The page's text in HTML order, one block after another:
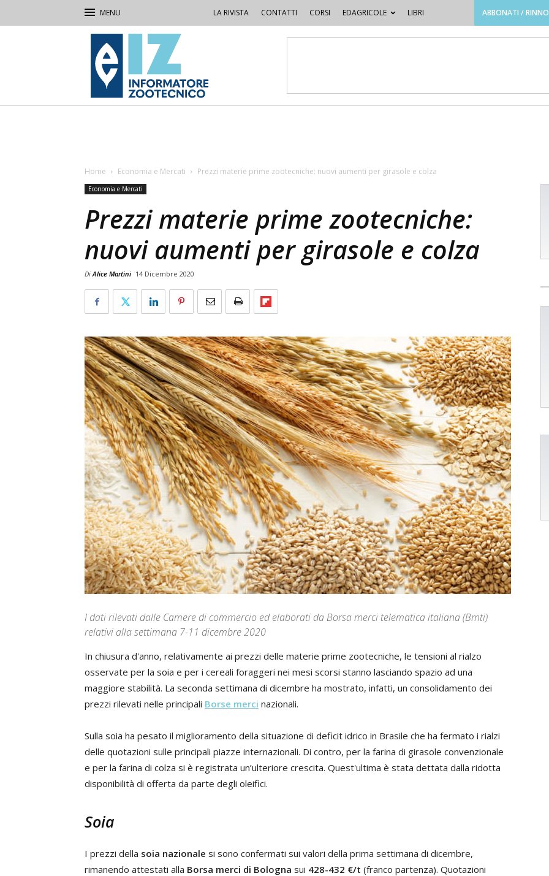
LA RIVISTA CONTATTI CORSI EDAGRICOLE LIBRI ABBONATI /
IZ
Informatore
Zootecnico
Home Economia e Mercati Prezzi materie prime zootecniche: nuovi aumenti per girasole e colza
Economia e Mercati
Prezzi materie prime zootecniche:
nuovi aumenti per girasole e colza
DiAlice Martini 14 Dicembre 2020
I dati rilevati dalle Camere di commercio ed elaborati da Borsa merci telematica italiana (Bmti)
relativi alla settimana 7-11 dicembre 2020
In chiusura d'anno, relativamente ai prezzi delle materie prime zootecniche, le tensioni al rialzo
osservate per la soia e per i cereali foraggeri nei mesi scorsi stanno lasciando spazio ad una
maggiore stabilità. La seconda settimana di dicembre ha mostrato, infatti, un consolidamento dei
prezzi rilevati nelle principali Borse merci nazionali.
Sulla soia ha pesato il miglioramento della situazione di deficit idrico in Brasile che ha fermato i rialzi
delle quotazioni sulle principali piazze internazionali. Di contro, per la farina di girasole convenzionale
e per la farina di colza si è registrata un’ulteriore crescita. Quest'ultima è stata dettata dalla ridotta
disponibilità di offerta da parte degli oleifici.
Soia
I prezzi della soia nazionale si sono confermati sui valori della prima settimana di dicembre,
rimanendo attestati alla Borsa merci di Bologna sui 428-432 €/t (franco partenza). Quotazioni